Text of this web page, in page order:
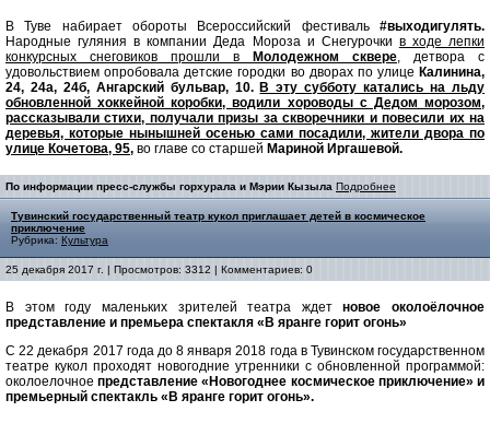
В Туве набирает обороты Всероссийский фестиваль#выходигулять.
Народные гуляния в компании Деда Мороза и Снегурочки в ходе лепки
конкурсных снеговиков прошли в
Молодежном сквере, детвора с
удовольствием опробовала детские городки во дворах по улице Калинина,
24, 24а, 24б, Ангарский бульвар, 10. В эту субботу катались на льду
обновленной хоккейной коробки, водили хороводы с Дедом морозом,
рассказывали стихи, получали призы за скворечники и повесили их на
деревья, которые нынышней осенью сами посадили, жители двора по
улице Кочетова, 95, во главе со старшей Мариной Иргашевой.
По информации пресс-службы горхурала и Мэрии Кызыла Подробнее
Тувинский государственный театр кукол приглашает детей в космическое
приключение
Рубрика: Культура
25 декабря 2017 г. | Просмотров: 3312 | Комментариев: 0
В этом году маленьких зрителей театра ждетновое околоёлочное
представление и премьера спектакля «В яранге горит огонь»
С 22 декабря 2017 года до 8 января 2018 года в Тувинском государственном
театре кукол проходят новогодние утренники с обновленной программой:
околоелочноепредставление «Новогоднее космическое приключение» и
премьерный спектакль «В яранге горит огонь».